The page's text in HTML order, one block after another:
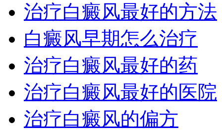
治疗白癜风最好的方法
白癜风早期怎么治疗
治疗白癜风最好的药
治疗白癜风最好的医院
治疗白癜风的偏方